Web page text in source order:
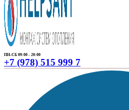
ПН-СБ 09:00 - 20:00
+7 (978) 515 999 7